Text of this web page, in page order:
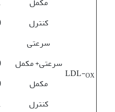
کنترل
LDL-OX
سرعتی
سرعتی+ مکمل
مکمل
کنترل